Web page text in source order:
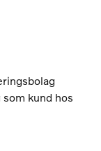
kund hos